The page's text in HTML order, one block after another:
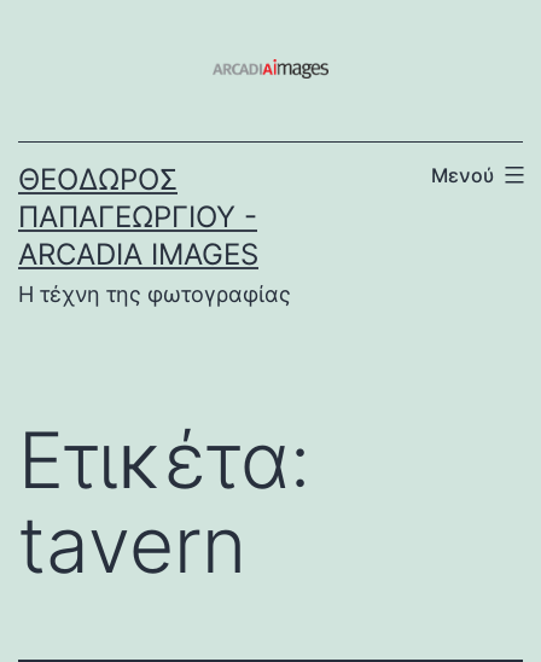
ΘΕΌΔΩΡΟΣ
ΠΑΠΑΓΕΩΡΓΊΟΥ -
ARCADIA IMAGES
Η τέχνη της φωτογραφίας
Μενού
Ετικέτα:
tavern